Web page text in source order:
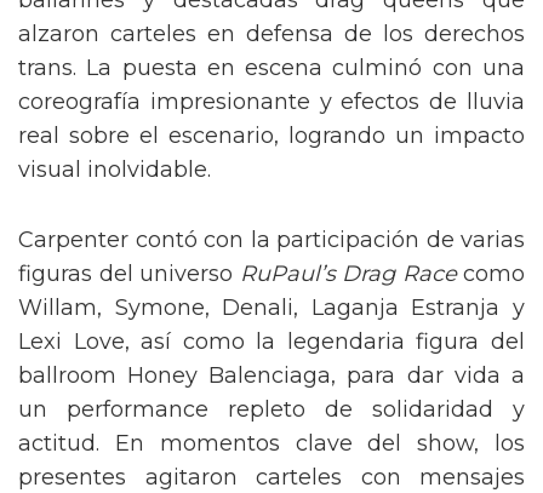
alzaron carteles en defensa de los derechos
trans. La puesta en escena culminó con una
coreografía impresionante y efectos de lluvia
real sobre el escenario, logrando un impacto
visual inolvidable.
Carpenter contó con la participación de varias
figuras del universo RuPaul’s Drag Racecomo
Willam, Symone, Denali, Laganja Estranja y
Lexi Love, así como la legendaria figura del
ballroom Honey Balenciaga, para dar vida a
un performance repleto de solidaridad y
actitud. En momentos clave del show, los
presentes agitaron carteles con mensajes